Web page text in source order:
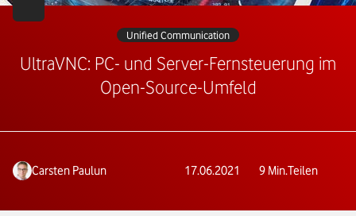
Unified Communication
UltraVNC: PC- und Server-Fernsteuerung im
Open-Source-Umfeld
Carsten Paulun 17.06.2021 9 Min.Teilen